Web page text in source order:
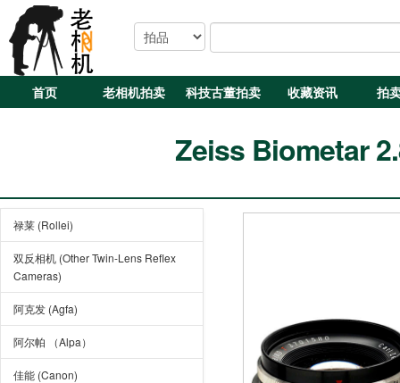
首页 老相机拍卖 科技古董拍卖 收藏资讯 拍
Zeiss Biometar
禄莱 (Rollei)
双反相机 (Other Twin-Lens Reflex
Cameras)
阿克发 (Agfa)
阿尔帕 （Alpa）
佳能 (Canon)